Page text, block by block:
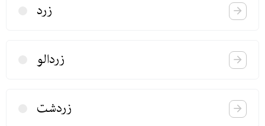
زرد
زردالو
زردشت